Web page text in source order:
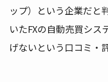
ップ）という企業だと
いたFXの自動売買シス
げないという口コミ・